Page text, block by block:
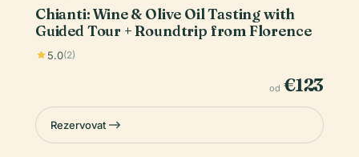
Chianti: Wine & Olive Oil Tasting with
Guided Tour + Roundtrip from Florence
5.0(2)
od €123
Rezervovat